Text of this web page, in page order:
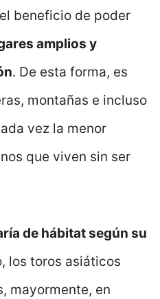
beneficio de poder
amplios y
. De esta forma, es
montañas e incluso
vez la menor
que viven sin ser
de hábitat según su
los toros asiáticos
mayormente, en